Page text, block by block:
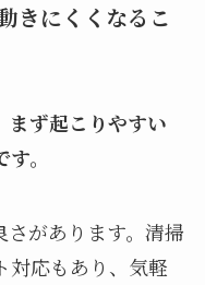
きにくくなるこ
まず起こりやすい
。
さがあります。清掃
対応もあり、気軽